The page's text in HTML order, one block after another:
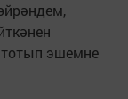
эшемне